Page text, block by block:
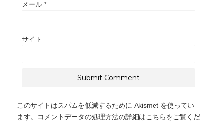
メール *
サイト
このサイトはスパムを低減するために Akismet を使ってい
ます。
コメントデータの処理方法の詳細はこちらをご覧くだ